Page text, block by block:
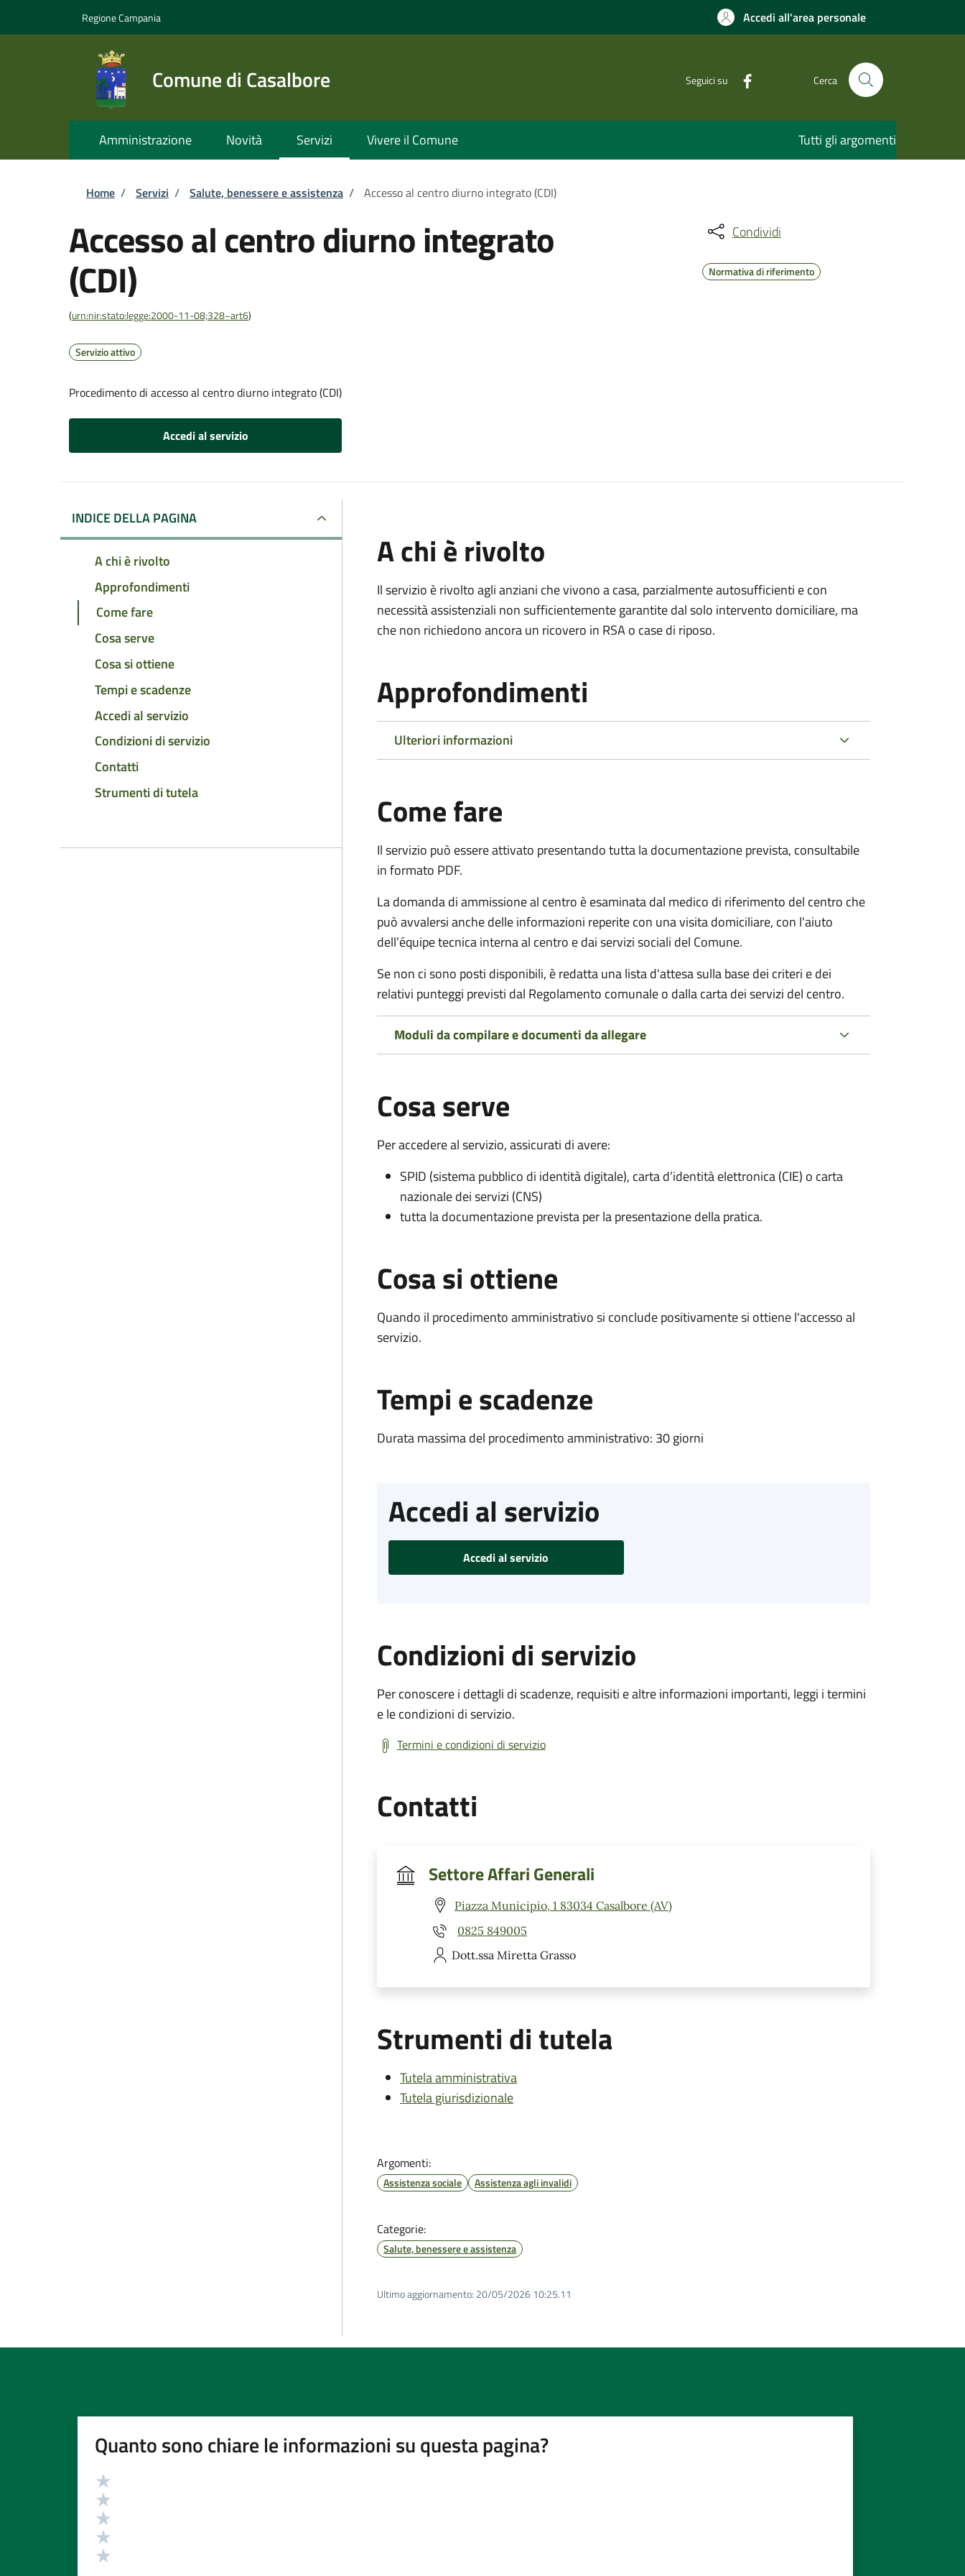
Regione Campania Accedi all'area personale
Comune di Casalbore Seguici su Cerca
Amministrazione Novità Servizi Vivere il Comune Tutti gli argomenti
Briciole di pane
Home / Servizi / Salute, benessere e assistenza / Accesso al centro diurno integrato (CDI)
Accesso al centro diurno integrato
(CDI)
(urn:nir:stato:legge:2000-11-08;328~art6)
Servizio attivo
Procedimento di accesso al centro diurno integrato (CDI)
Accedi al servizio
Condividi
Normativa di riferimento
INDICE DELLA PAGINA
A chi è rivolto
Approfondimenti
Come fare
Cosa serve
Cosa si ottiene
Tempi e scadenze
Accedi al servizio
Condizioni di servizio
Contatti
Strumenti di tutela
A chi è rivolto
Il servizio è rivolto agli anziani che vivono a casa, parzialmente autosufficienti e con
necessità assistenziali non sufficientemente garantite dal solo intervento domiciliare, ma
che non richiedono ancora un ricovero in RSA o case di riposo.
Approfondimenti
Ulteriori informazioni
Come fare
Il servizio può essere attivato presentando tutta la documentazione prevista, consultabile
in formato PDF.
La domanda di ammissione al centro è esaminata dal medico di riferimento del centro che
può avvalersi anche delle informazioni reperite con una visita domiciliare, con l'aiuto
dell’équipe tecnica interna al centro e dai servizi sociali del Comune.
Se non ci sono posti disponibili, è redatta una lista d'attesa sulla base dei criteri e dei
relativi punteggi previsti dal Regolamento comunale o dalla carta dei servizi del centro.
Moduli da compilare e documenti da allegare
Cosa serve
Per accedere al servizio, assicurati di avere:
SPID (sistema pubblico di identità digitale), carta d’identità elettronica (CIE) o carta
nazionale dei servizi (CNS)
tutta la documentazione prevista per la presentazione della pratica.
Cosa si ottiene
Quando il procedimento amministrativo si conclude positivamente si ottiene l'accesso al
servizio.
Tempi e scadenze
Durata massima del procedimento amministrativo: 30 giorni
Accedi al servizio
Accedi al servizio
Condizioni di servizio
Per conoscere i dettagli di scadenze, requisiti e altre informazioni importanti, leggi i termini
e le condizioni di servizio.
Termini e condizioni di servizio
Contatti
Settore Affari Generali
Piazza Municipio, 1 83034 Casalbore (AV)
0825 849005
Dott.ssa Miretta Grasso
Strumenti di tutela
Tutela amministrativa
Tutela giurisdizionale
Argomenti:
Assistenza sociale Assistenza agli invalidi
Categorie:
Salute, benessere e assistenza
Ultimo aggiornamento: 20/05/2026 10:25.11
Quanto sono chiare le informazioni su questa pagina?
Valutazione